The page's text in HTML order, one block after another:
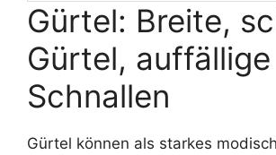
Gürtel: Breite,
Gürtel, auffällige
Schnallen
Gürtel können als starkes